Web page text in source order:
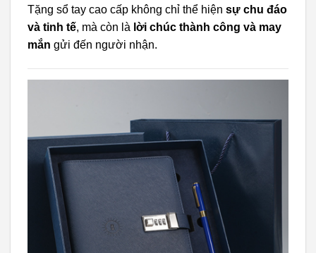
Tặng sổ tay cao cấp không chỉ thể hiện sự chu đáo
và tinh tế, mà còn là lời chúc thành công và may
mắn gửi đến người nhận.